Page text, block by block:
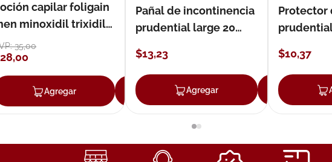
Agregar
capilar foligain
minoxidil trixidil
59 ml
35,00
28,00
Agregar Agregar
Pañal de incontinencia
prudential large 20
$13,23
Agregar
Protector
$10,37